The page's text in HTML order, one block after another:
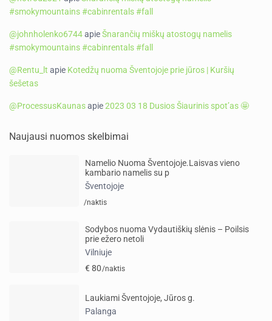
#smokymountains #cabinrentals #fall
@johnholenko6744apieŠnarančių miškų atostogų namelis
#smokymountains #cabinrentals #fall
@Rentu_lt apie Kotedžų nuoma Šventojoje prie jūros | Kuršių
šešetas
@ProcessusKaunasapie2023 03 18 Dusios Šiaurinis spot’as 🤩
Naujausi nuomos skelbimai
Namelio Nuoma Šventojoje.Laisvas vieno
kambario namelis su p
Šventojoje
/naktis
Sodybos nuoma Vydautiškių slėnis – Poilsis
prie ežero netoli
Vilniuje
€ 80/naktis
Laukiami Šventojoje, Jūros g.
Palanga